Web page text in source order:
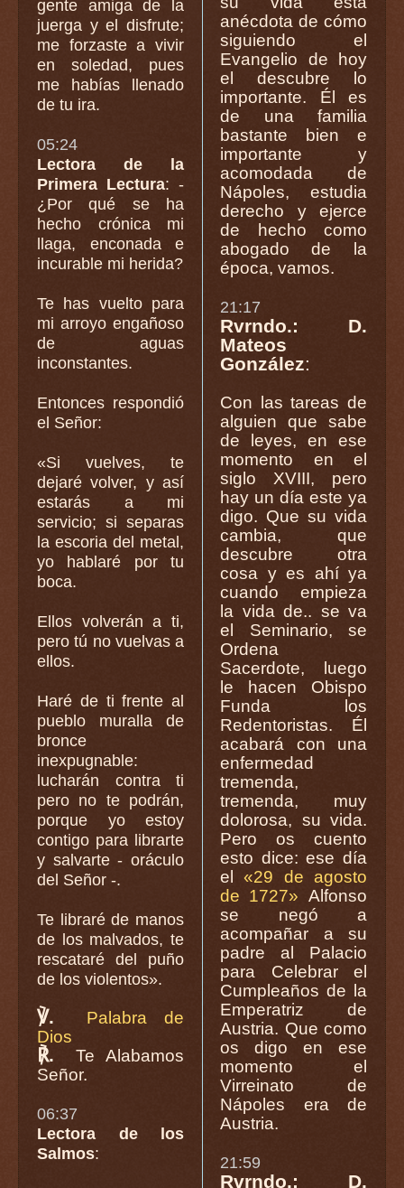
gente amiga de la
juerga y el disfrute;
me forzaste a vivir
en soledad, pues
me habías llenado
de tu ira.
05:24
Lectora de la
Primera Lectura: -
¿Por qué se ha
hecho crónica mi
llaga, enconada e
incurable mi herida?
Te has vuelto para
mi arroyo engañoso
de aguas
inconstantes.
Entonces respondió
el Señor:
«Si vuelves, te
dejaré volver, y así
estarás a mi
servicio; si separas
la escoria del metal,
yo hablaré por tu
boca.
Ellos volverán a ti,
pero tú no vuelvas a
ellos.
Haré de ti frente al
pueblo muralla de
bronce
inexpugnable:
lucharán contra ti
pero no te podrán,
porque yo estoy
contigo para librarte
y salvarte - oráculo
del Señor -.
Te libraré de manos
de los malvados, te
rescataré del puño
de los violentos».
℣.
Palabra de
Dios
℟.
Te Alabamos
Señor.
06:37
Lectora de los
Salmos:
anécdota de cómo
siguiendo el
Evangelio de hoy
el descubre lo
importante. Él es
de una familia
bastante bien e
importante y
acomodada de
Nápoles, estudia
derecho y ejerce
de hecho como
abogado de la
época, vamos.
21:17
Rvrndo.: D.
Mateos
González:
Con las tareas de
alguien que sabe
de leyes, en ese
momento en el
siglo XVIII, pero
hay un día este ya
digo. Que su vida
cambia, que
descubre otra
cosa y es ahí ya
cuando empieza
la vida de.. se va
el Seminario, se
Ordena
Sacerdote, luego
le hacen Obispo
Funda los
Redentoristas. Él
acabará con una
enfermedad
tremenda,
tremenda, muy
dolorosa, su vida.
Pero os cuento
esto dice: ese día
el «29 de agosto
de 1727» Alfonso
se negó a
acompañar a su
padre al Palacio
para Celebrar el
Cumpleaños de la
Emperatriz de
Austria. Que como
os digo en ese
momento el
Virreinato de
Nápoles era de
Austria.
21:59
Rvrndo.: D.